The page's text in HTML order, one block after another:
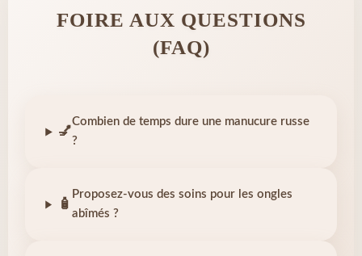
FOIRE AUX QUESTIONS
(FAQ)
💅
Combien de temps dure une manucure russe
?
🧴
Proposez-vous des soins pour les ongles
abîmés ?